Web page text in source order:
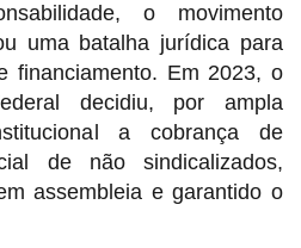
o movimento
uma batalha jurídica para
financiamento. Em 2023, o
decidiu, por ampla
a cobrança de
de não sindicalizados,
assembleia e garantido o